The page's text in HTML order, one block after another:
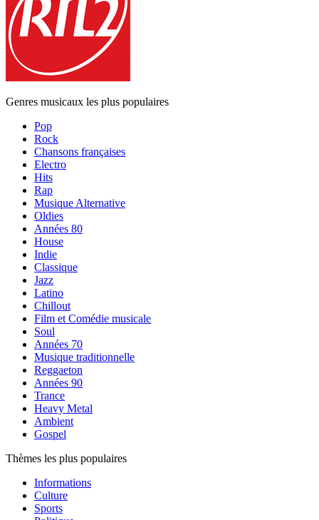
Genres musicaux les plus populaires
Pop
Rock
Chansons françaises
Electro
Hits
Rap
Musique Alternative
Oldies
Années 80
House
Indie
Classique
Jazz
Latino
Chillout
Film et Comédie musicale
Soul
Années 70
Musique traditionnelle
Reggaeton
Années 90
Trance
Heavy Metal
Ambient
Gospel
Thèmes les plus populaires
Informations
Culture
Sports